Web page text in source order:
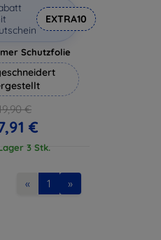
EXTRA10
Schutzfolie
€
€
3 Stk.
« 1 »